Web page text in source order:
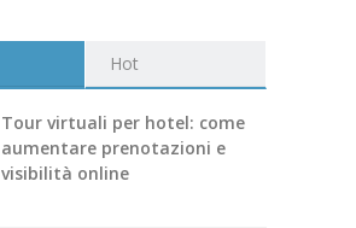
Hot
Tour virtuali per hotel: come
aumentare prenotazioni e
visibilità online